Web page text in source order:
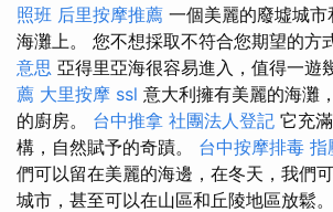
照班 后里按摩推薦 一個美麗的廢墟城
海灘上。 您不想採取不符合您期望的方
意思 亞得里亞海很容易進入，值得一遊
薦 大里按摩 ssl 意大利擁有美麗的海灘
的廚房。 台中推拿 社團法人登記 它充
構，自然賦予的奇蹟。 台中按摩排毒 指
們可以留在美麗的海邊，在冬天，我們
城市，甚至可以在山區和丘陵地區放鬆。